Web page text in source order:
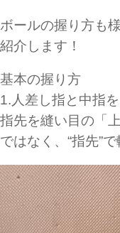
ボールの握り方も
紹介します！
基本の握り方
1.人差し指と中指
指先を縫い目の「
ではなく、“指先”で